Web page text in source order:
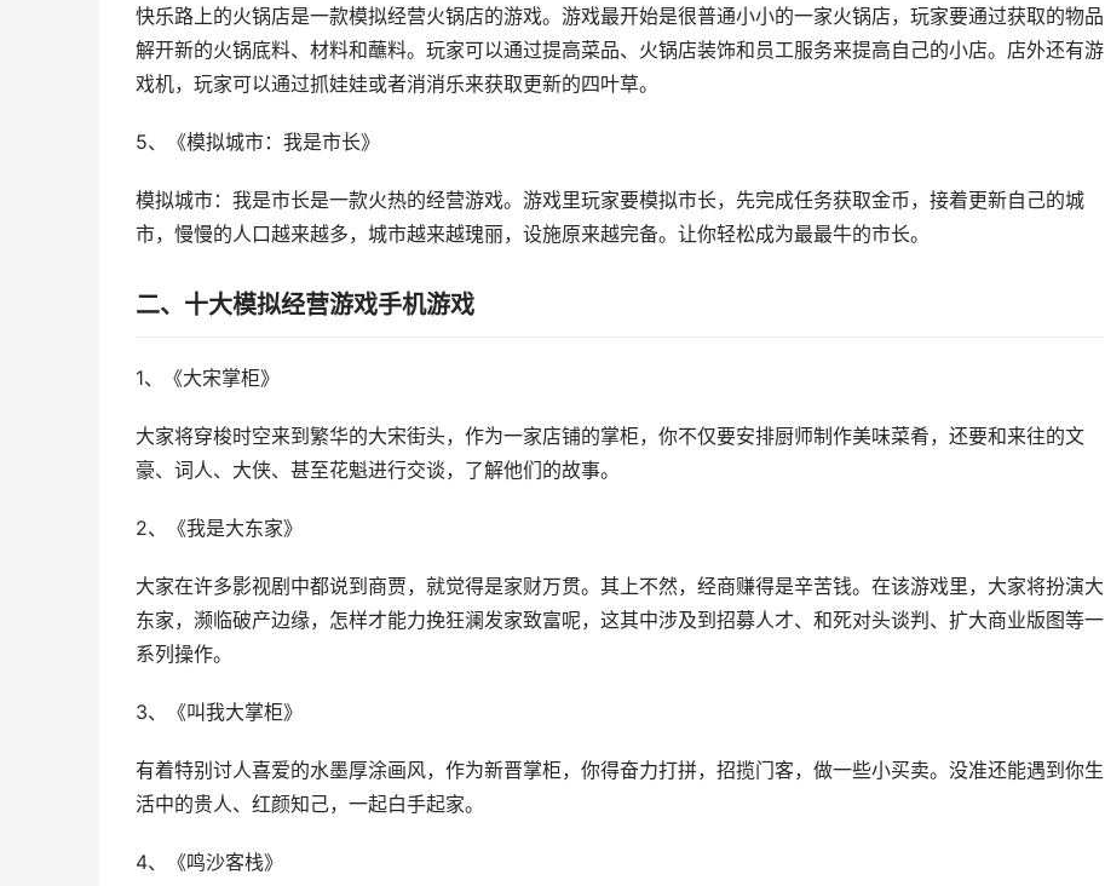
快乐路上的火锅店是一款模拟经营火锅店的游戏。游戏最开始是很普通小小的一家火锅店，玩家要通过获取的物品
解开新的火锅底料、材料和蘸料。玩家可以通过提高菜品、火锅店装饰和员工服务来提高自己的小店。店外还有游
戏机，玩家可以通过抓娃娃或者消消乐来获取更新的四叶草。
5、《模拟城市：我是市长》
模拟城市：我是市长是一款火热的经营游戏。游戏里玩家要模拟市长，先完成任务获取金币，接着更新自己的城
市，慢慢的人口越来越多，城市越来越瑰丽，设施原来越完备。让你轻松成为最最牛的市长。
二、十大模拟经营游戏手机游戏
1、《大宋掌柜》
大家将穿梭时空来到繁华的大宋街头，作为一家店铺的掌柜，你不仅要安排厨师制作美味菜肴，还要和来往的文
豪、词人、大侠、甚至花魁进行交谈，了解他们的故事。
2、《我是大东家》
大家在许多影视剧中都说到商贾，就觉得是家财万贯。其上不然，经商赚得是辛苦钱。在该游戏里，大家将扮演大
东家，濒临破产边缘，怎样才能力挽狂澜发家致富呢，这其中涉及到招募人才、和死对头谈判、扩大商业版图等一
系列操作。
3、《叫我大掌柜》
有着特别讨人喜爱的水墨厚涂画风，作为新晋掌柜，你得奋力打拼，招揽门客，做一些小买卖。没准还能遇到你生
活中的贵人、红颜知己，一起白手起家。
4、《鸣沙客栈》